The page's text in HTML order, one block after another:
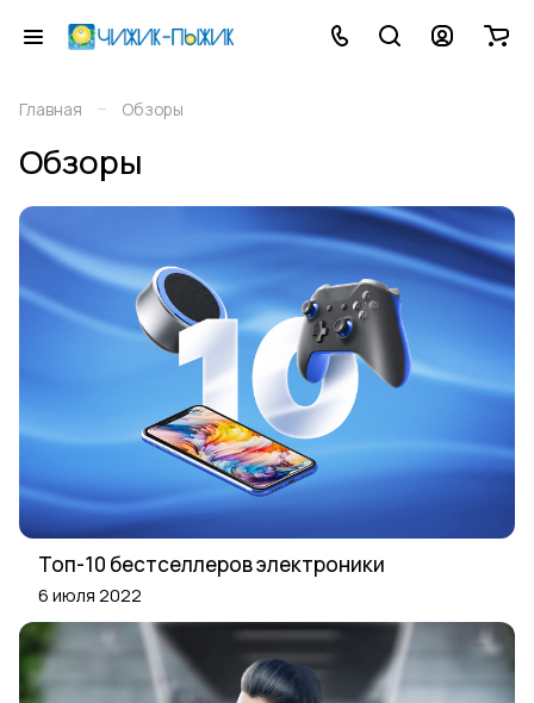
Главная – Обзоры
Обзоры
Топ-10 бестселлеров электроники
6 июля 2022